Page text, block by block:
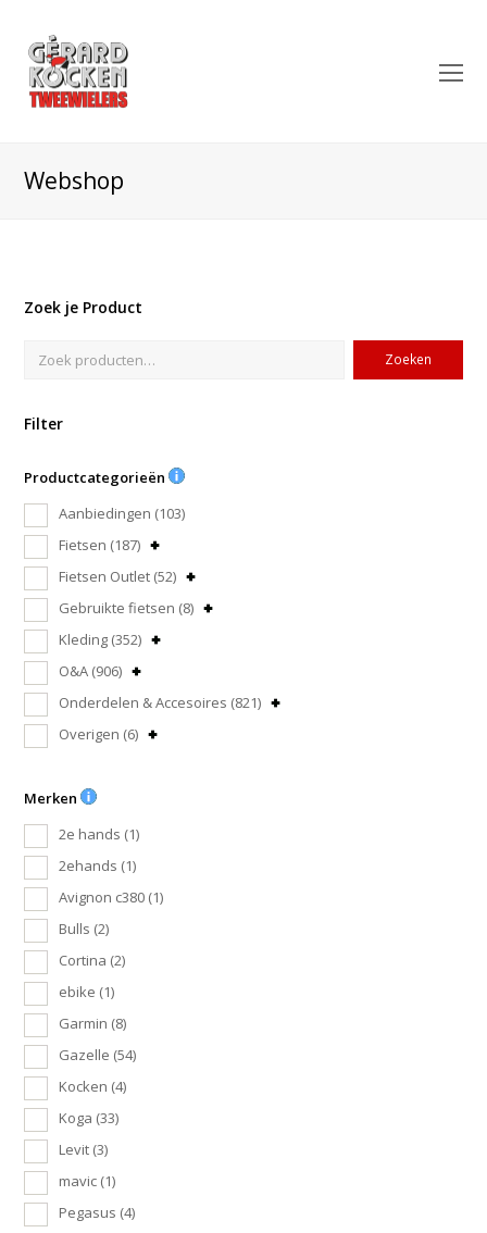
Webshop
Zoek je Product
Zoeken
Filter
Productcategorieën
Aanbiedingen (103)
Fietsen (187)
Fietsen Outlet (52)
Gebruikte fietsen (8)
Kleding (352)
O&A (906)
Onderdelen & Accesoires (821)
Overigen (6)
Merken
2e hands (1)
2ehands (1)
Avignon c380 (1)
Bulls (2)
Cortina (2)
ebike (1)
Garmin (8)
Gazelle (54)
Kocken (4)
Koga (33)
Levit (3)
mavic (1)
Pegasus (4)